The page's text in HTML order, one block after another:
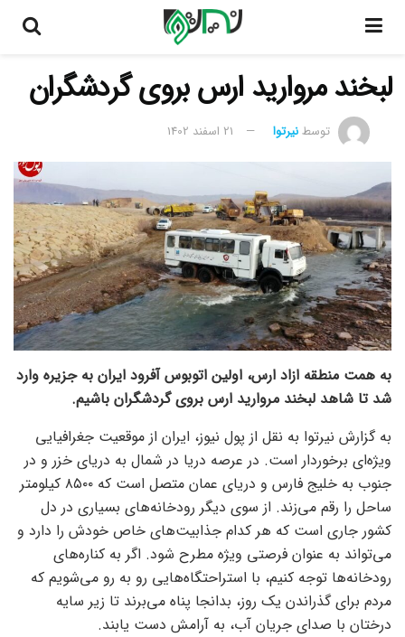
لبخند مروارید ارس بروی گردشگران
توسطنیرتوا 21 اسفند 1402
به همت منطقه ازاد ارس، اولین اتوبوس آفرود ایران به جزیره وارد
شد تا شاهد لبخند مروارید ارس بروی گردشگران باشیم.
به گزارش نیرتوا به نقل از پول نیوز، ایران از موقعیت جغرافیایی
ویژه‌ای برخوردار است. در عرصه دریا در شمال به دریای خزر و در
جنوب به خلیج فارس و دریای عمان متصل است که ۸۵۰۰ کیلومتر
ساحل را رقم می‌زند. از سوی دیگر رودخانه‌های بسیاری در دل
کشور جاری است که هر کدام جذابیت‌های خاص خودش را دارد و
می‌تواند به عنوان فرصتی ویژه مطرح شود. اگر به کناره‌های
رودخانه‌ها توجه کنیم، با استراحتگاه‌هایی رو به رو می‌شویم که
مردم برای گذراندن یک روز، بدانجا پناه می‌برند تا زیر سایه
درختان با صدای جریان آب، به آرامش دست یابند.